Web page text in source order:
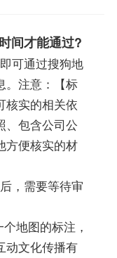
间才能通过?
可通过搜狗地
。注意：【标
核实的相关依
、包含公司公
方便核实的材
，需要等待审
地图的标注，
动文化传播有